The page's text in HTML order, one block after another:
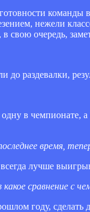
команды в
нежели
в свою очередь,
раздевалки,
в чемпионате, а
время,
лучше
сравнение с
году, сделать